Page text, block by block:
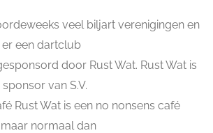
veel biljart verenigingen en
een dartclub
door Rust Wat. Rust Wat is
van S.V.
Rust Wat is een no nonsens café
normaal dan